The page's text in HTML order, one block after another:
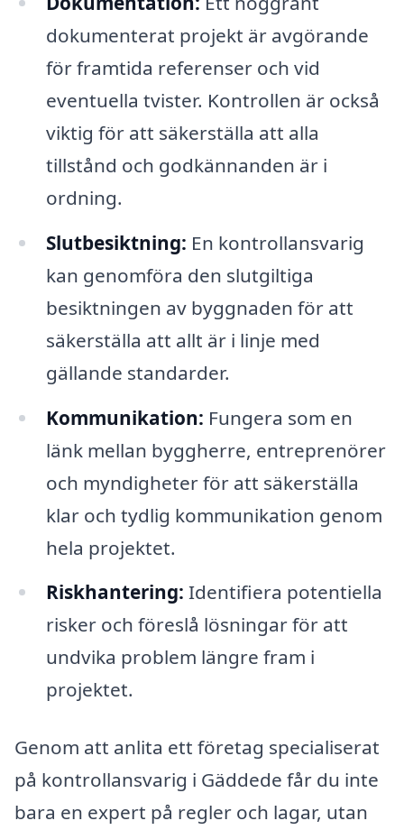
dokumenterat projekt är avgörande
för framtida referenser och vid
eventuella tvister. Kontrollen är också
viktig för att säkerställa att alla
tillstånd och godkännanden är i
ordning.
Slutbesiktning: En kontrollansvarig
kan genomföra den slutgiltiga
besiktningen av byggnaden för att
säkerställa att allt är i linje med
gällande standarder.
Kommunikation: Fungera som en
länk mellan byggherre, entreprenörer
och myndigheter för att säkerställa
klar och tydlig kommunikation genom
hela projektet.
Riskhantering: Identifiera potentiella
risker och föreslå lösningar för att
undvika problem längre fram i
projektet.
Genom att anlita ett företag specialiserat
på kontrollansvarig i Gäddede får du inte
bara en expert på regler och lagar, utan